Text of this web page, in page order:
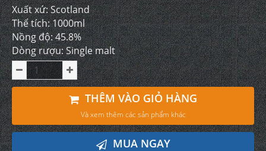
Xuất xứ: Scotland
Thể tích: 1000ml
Nồng độ: 45.8%
Dòng rượu: Single malt
THÊM VÀO GIỎ HÀNG
Và xem thêm các sản phẩm khác
MUA NGAY